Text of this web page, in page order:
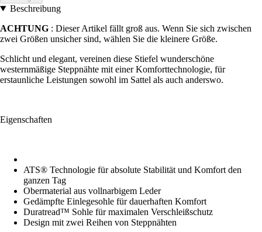
Beschreibung
ACHTUNG : Dieser Artikel fällt groß aus. Wenn Sie sich zwischen
zwei Größen unsicher sind, wählen Sie die kleinere Größe.
Schlicht und elegant, vereinen diese Stiefel wunderschöne
westernmäßige Steppnähte mit einer Komforttechnologie, für
erstaunliche Leistungen sowohl im Sattel als auch anderswo.
Eigenschaften
ATS® Technologie für absolute Stabilität und Komfort den
ganzen Tag
Obermaterial aus vollnarbigem Leder
Gedämpfte Einlegesohle für dauerhaften Komfort
Duratread™ Sohle für maximalen Verschleißschutz
Design mit zwei Reihen von Steppnähten